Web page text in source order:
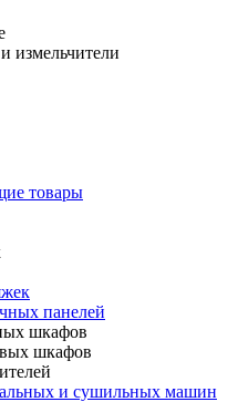
измельчители
товары
панелей
шкафов
шкафов
и сушильных машин